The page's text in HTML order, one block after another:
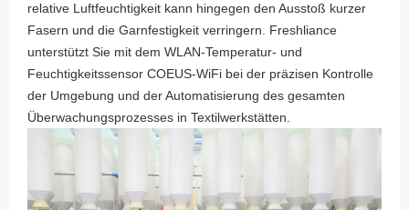
relative Luftfeuchtigkeit kann hingegen den Ausstoß kurzer
Fasern und die Garnfestigkeit verringern. Freshliance
unterstützt Sie mit dem WLAN-Temperatur- und
Feuchtigkeitssensor COEUS-WiFi bei der präzisen Kontrolle
der Umgebung und der Automatisierung des gesamten
Überwachungsprozesses in Textilwerkstätten.